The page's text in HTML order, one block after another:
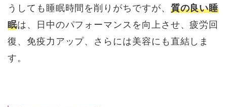
うしても睡眠時間を削りがちですが、 質の良い睡
眠は、日中のパフォーマンスを向上させ、疲労回
復、免疫力アップ、さらには美容にも直結しま
す。